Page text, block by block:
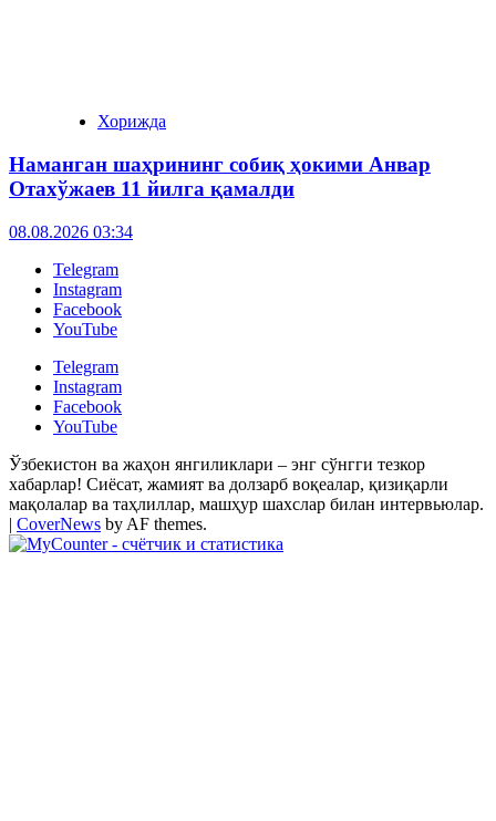
Хорижда
Наманган шаҳрининг собиқ ҳокими Анвар
Отахўжаев 11 йилга қамалди
08.08.2026 03:34
Telegram
Instagram
Facebook
YouTube
Telegram
Instagram
Facebook
YouTube
Ўзбекистон ва жаҳон янгиликлари – энг сўнгги тезкор
хабарлар! Сиёсат, жамият ва долзарб воқеалар, қизиқарли
мақолалар ва таҳлиллар, машҳур шахслар билан интервьюлар.
| CoverNews by AF themes.